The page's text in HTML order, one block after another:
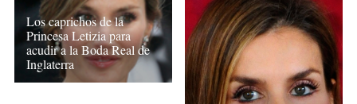
Los caprichos de la
Princesa Letizia para
acudir a la Boda Real de
Inglaterra